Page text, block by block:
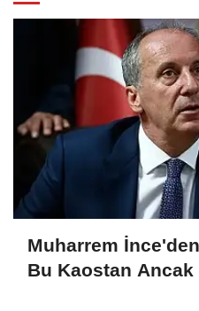
Muharrem İnce'den
Bu Kaostan Ancak